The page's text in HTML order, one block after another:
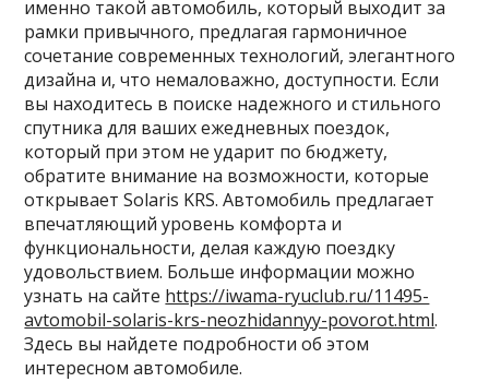
именно такой автомобиль, который выходит за
рамки привычного, предлагая гармоничное
сочетание современных технологий, элегантного
дизайна и, что немаловажно, доступности. Если
вы находитесь в поиске надежного и стильного
спутника для ваших ежедневных поездок,
который при этом не ударит по бюджету,
обратите внимание на возможности, которые
открывает Solaris KRS. Автомобиль предлагает
впечатляющий уровень комфорта и
функциональности, делая каждую поездку
удовольствием. Больше информации можно
узнать на сайте https://iwama-ryuclub.ru/11495-
avtomobil-solaris-krs-neozhidannyy-povorot.html.
Здесь вы найдете подробности об этом
интересном автомобиле.